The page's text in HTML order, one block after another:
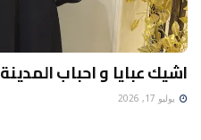
اشيك عبايا و احباب المدينة
يوليو 17, 2026